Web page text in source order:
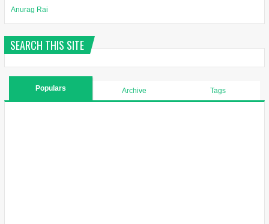
Anurag Rai
SEARCH THIS SITE
Populars Archive Tags